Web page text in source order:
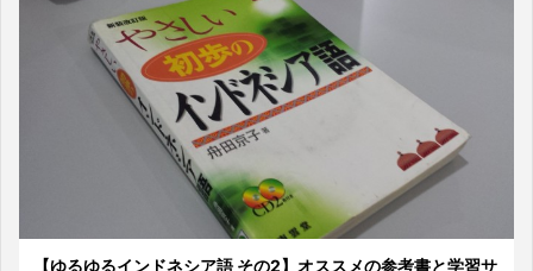
【ゆるゆるインドネシア語 その2】オススメの参考書と学習サ